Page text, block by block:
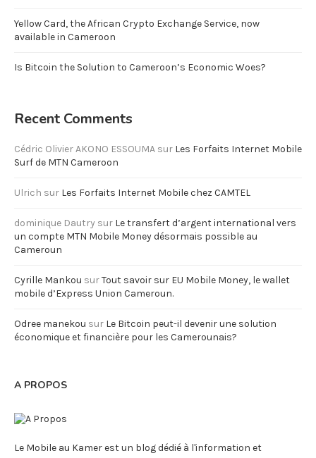
Yellow Card, the African Crypto Exchange Service, now
available in Cameroon
Is Bitcoin the Solution to Cameroon’s Economic Woes?
Recent Comments
Cédric Olivier AKONO ESSOUMA sur Les Forfaits Internet Mobile
Surf de MTN Cameroon
Ulrich sur Les Forfaits Internet Mobile chez CAMTEL
dominique Dautry sur Le transfert d’argent international vers
un compte MTN Mobile Money désormais possible au
Cameroun
Cyrille Mankou surTout savoir sur EU Mobile Money, le wallet
mobile d’Express Union Cameroun.
Odree manekou sur Le Bitcoin peut-il devenir une solution
économique et financière pour les Camerounais?
A PROPOS
Le Mobile au Kamer est un blog dédié à l'information et